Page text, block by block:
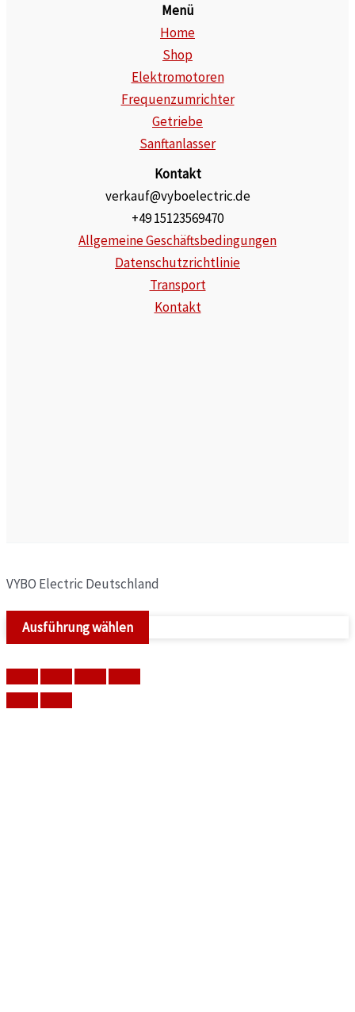
Menü
Home
Shop
Elektromotoren
Frequenzumrichter
Getriebe
Sanftanlasser
Kontakt
verkauf@vyboelectric.de
+49 15123569470
Allgemeine Geschäftsbedingungen
Datenschutzrichtlinie
Transport
Kontakt
VYBO Electric Deutschland
Ausführung wählen